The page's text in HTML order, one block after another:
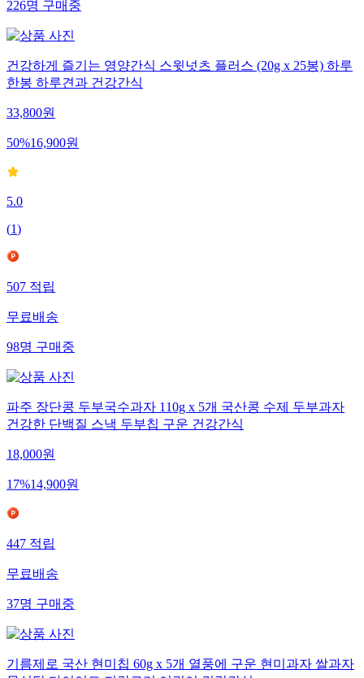
226명구매중
건강하게 즐기는 영양간식 스윗넛츠 플러스 (20g x 25봉) 하루
한봉 하루견과 건강간식
33,800원
50%16,900원
5.0
(1)
507적립
무료배송
98명구매중
파주 장단콩 두부국수과자 110g x 5개 국산콩 수제 두부과자
건강한 단백질 스낵 두부칩 구운 건강간식
18,000원
17%14,900원
447적립
무료배송
37명구매중
기름제로 국산 현미칩 60g x 5개 열풍에 구운 현미과자 쌀과자